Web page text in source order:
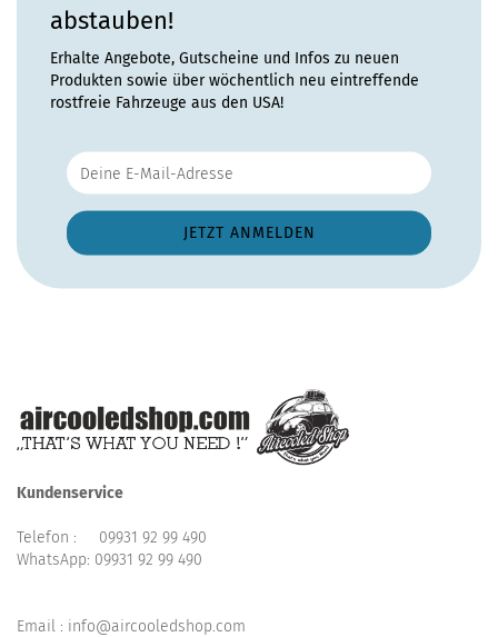
abstauben!
Erhalte Angebote, Gutscheine und Infos zu neuen
Produkten sowie über wöchentlich neu eintreffende
rostfreie Fahrzeuge aus den USA!
Kundenservice
Telefon : 09931 92 99 490
WhatsApp: 09931 92 99 490
Email : info@aircooledshop.com